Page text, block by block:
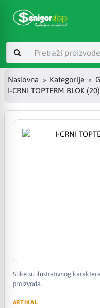
Naslovna Kategorije
I-CRNI TOPTERM BLOK
Slike su ilustrativnog
proizvoda.
ARTIKAL